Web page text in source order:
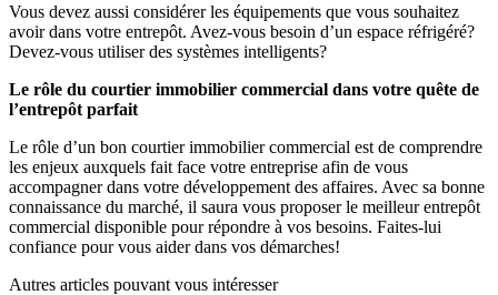
Vous devez aussi considérer les équipements que vous souhaitez
avoir dans votre entrepôt. Avez-vous besoin d’un espace réfrigéré?
Devez-vous utiliser des systèmes intelligents?
Le rôle du courtier immobilier commercial dans votre quête de
l’entrepôt parfait
Le rôle d’un bon courtier immobilier commercial est de comprendre
les enjeux auxquels fait face votre entreprise afin de vous
accompagner dans votre développement des affaires. Avec sa bonne
connaissance du marché, il saura vous proposer le meilleur entrepôt
commercial disponible pour répondre à vos besoins. Faites-lui
confiance pour vous aider dans vos démarches!
Autres articles pouvant vous intéresser